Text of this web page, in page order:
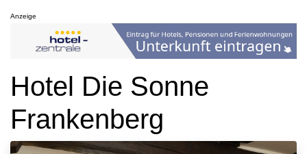
Anzeige
Hotel Die Sonne
Frankenberg